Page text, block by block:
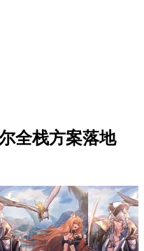
全栈方案落地